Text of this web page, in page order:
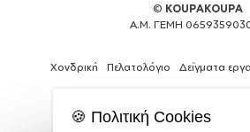
© KOUPAKOUPA
Α.Μ. ΓΕΜΗ
Χονδρική Πελατολόγιο Δείγματα
🍪 Πολιτική Cookies